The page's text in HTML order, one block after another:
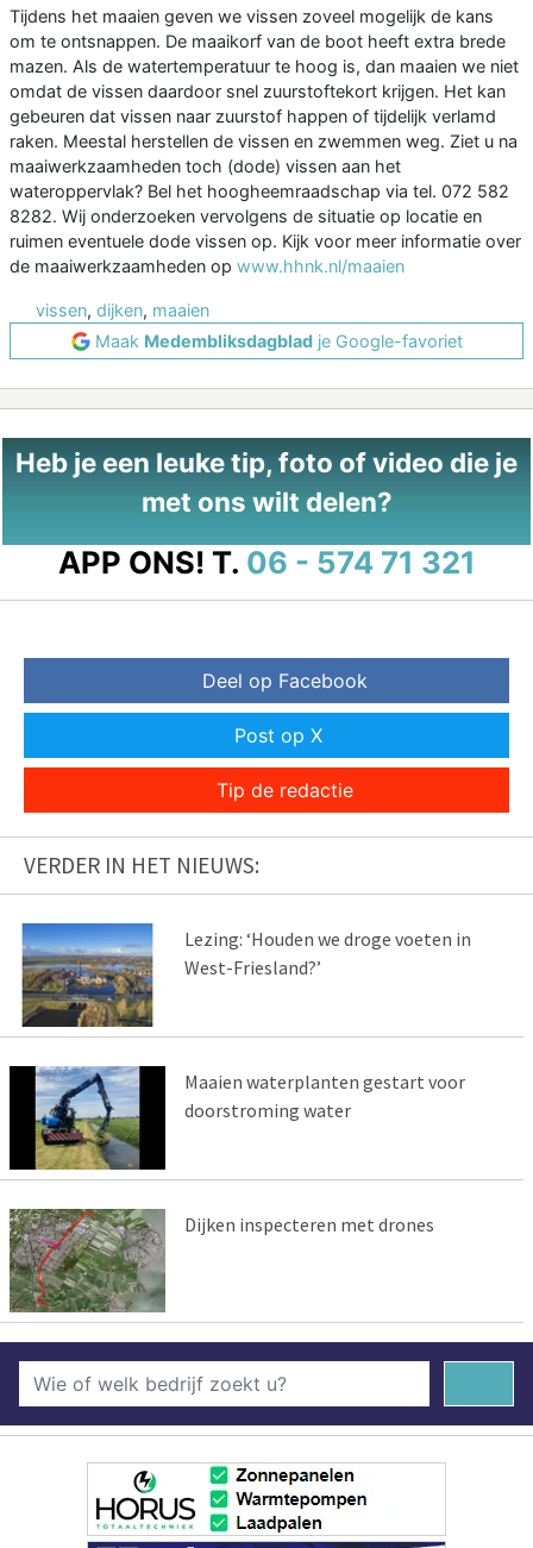
Tijdens het maaien geven we vissen zoveel mogelijk de kans
om te ontsnappen. De maaikorf van de boot heeft extra brede
mazen. Als de watertemperatuur te hoog is, dan maaien we niet
omdat de vissen daardoor snel zuurstoftekort krijgen. Het kan
gebeuren dat vissen naar zuurstof happen of tijdelijk verlamd
raken. Meestal herstellen de vissen en zwemmen weg. Ziet u na
maaiwerkzaamheden toch (dode) vissen aan het
wateroppervlak? Bel het hoogheemraadschap via tel. 072 582
8282. Wij onderzoeken vervolgens de situatie op locatie en
ruimen eventuele dode vissen op. Kijk voor meer informatie over
de maaiwerkzaamheden op www.hhnk.nl/maaien
vissen, dijken, maaien
Maak Medembliksdagbladje Google-favoriet
Heb je een leuke tip, foto of video die je
met ons wilt delen?
APP ONS! T. 06 - 574 71 321
Deel op Facebook
Post op X
Tip de redactie
VERDER IN HET NIEUWS:
Lezing: ‘Houden we droge voeten in
West-Friesland?’
Maaien waterplanten gestart voor
doorstroming water
Dijken inspecteren met drones